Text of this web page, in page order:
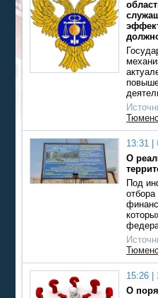
13:31 |
О
Под
15:26 |
О